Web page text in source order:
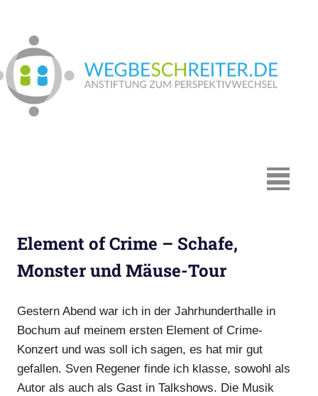
springen
Hypnosystemische
Beratung,
Mediation,
MENÜ
Element of Crime – Schafe,
Monster und Mäuse-Tour
Gestern Abend war ich in der Jahrhunderthalle in
Bochum auf meinem ersten Element of Crime-
Konzert und was soll ich sagen, es hat mir gut
gefallen. Sven Regener finde ich klasse, sowohl als
Autor als auch als Gast in Talkshows. Die Musik